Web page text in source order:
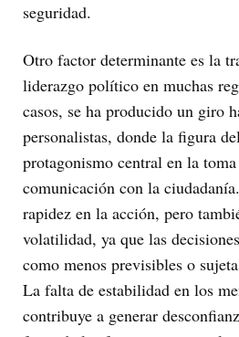
seguridad.
Otro factor determinante es la
liderazgo político en muchas
casos, se ha producido un giro
personalistas, donde la figura
protagonismo central en la
comunicación con la
rapidez en la acción, pero
volatilidad, ya que las
como menos previsibles o
La falta de estabilidad en los
contribuye a generar